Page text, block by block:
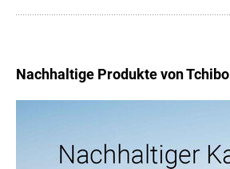
Nachhaltige Produkte von Tchibo